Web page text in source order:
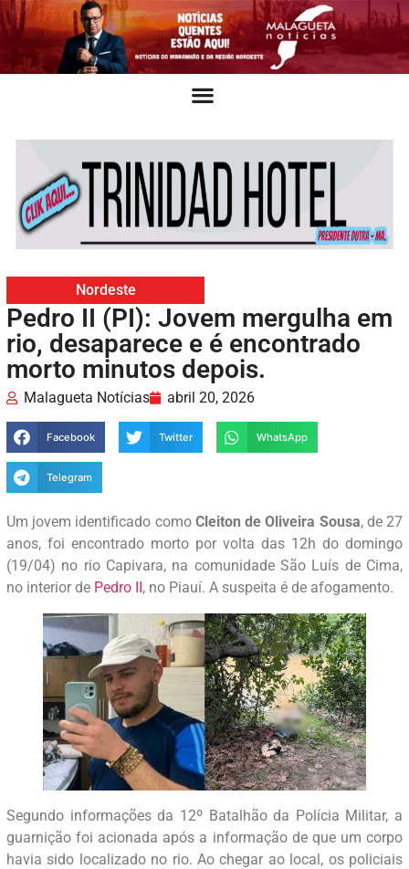
Nordeste
Pedro II (PI): Jovem mergulha em
rio, desaparece e é encontrado
morto minutos depois.
Malagueta Notícias abril 20, 2026
Facebook Twitter WhatsApp
Telegram
Um jovem identificado como Cleiton de Oliveira Sousa, de 27
anos, foi encontrado morto por volta das 12h do domingo
(19/04) no rio Capivara, na comunidade São Luís de Cima,
no interior de Pedro II, no Piauí. A suspeita é de afogamento.
Segundo informações da 12º Batalhão da Polícia Militar, a
guarnição foi acionada após a informação de que um corpo
havia sido localizado no rio. Ao chegar ao local, os policiais